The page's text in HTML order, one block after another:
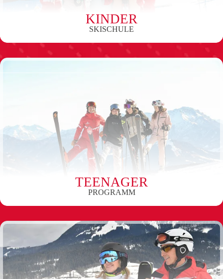
KINDER
SKISCHULE
TEENAGER
PROGRAMM